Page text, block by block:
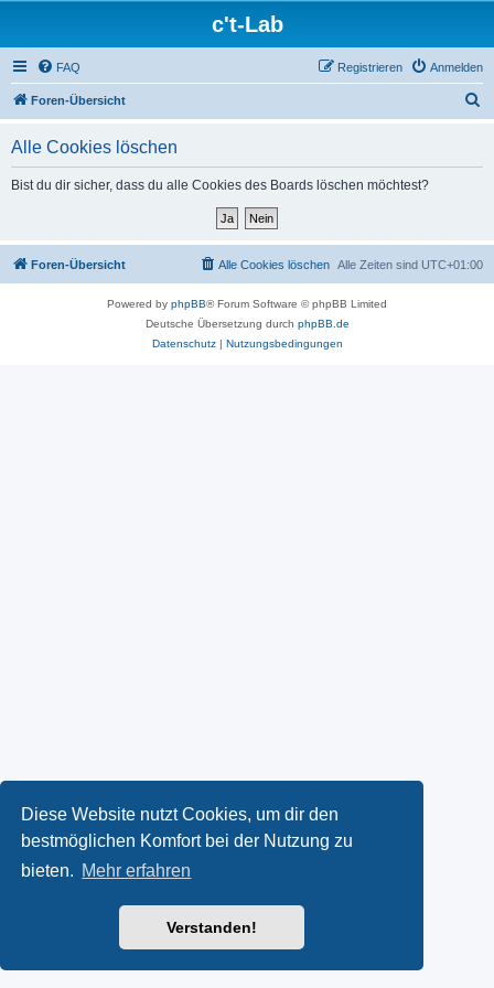
Diese Website nutzt Cookies, um dir den
bestmöglichen Komfort bei der Nutzung zu
bieten. Mehr erfahren
Verstanden!
c't-Lab
FAQ Anmelden
Registrieren
Foren-Übersicht
Alle Cookies löschen
Bist du dir sicher, dass du alle Cookies des Boards löschen möchtest?
Foren-Übersicht Alle Zeiten sind UTC+01:00
Alle Cookies löschen
Powered by phpBB® Forum Software © phpBB Limited
Deutsche Übersetzung durch phpBB.de
Datenschutz| Nutzungsbedingungen